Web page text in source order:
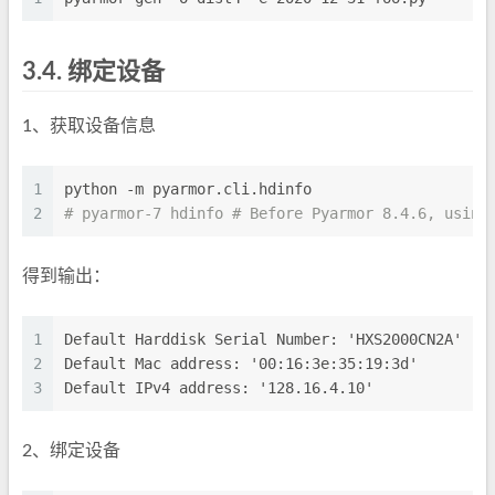
3.4. 绑定设备
1、获取设备信息
1
2
python -m pyarmor.cli.hdinfo
# pyarmor-7 hdinfo # Before Pyarmor 8.4.6,
得到输出：
1
2
3
Default Harddisk Serial Number: 'HXS2000CN2A'
Default Mac address: '00:16:3e:35:19:3d'
Default IPv4 address: '128.16.4.10'
2、绑定设备